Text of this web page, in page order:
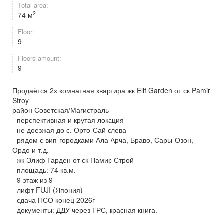
Total area:
74 м2
Floor:
9
Floors amount:
9
Продаётся 2х комнатная квартира жк Elif Garden от ск Pamir
Stroy
район Советская/Магистраль
- перспективная и крутая локация
- не доезжая до с. Орто-Сай слева
- рядом с вип-городками Ала-Арча, Браво, Сары-Озон,
Ордо и т.д.
- жк Элиф Гарден от ск Памир Строй
- площадь: 74 кв.м.
- 9 этаж из 9
- лифт FUJI (Япония)
- сдача ПСО конец 2026г
- документы: ДДУ через ГРС, красная книга.